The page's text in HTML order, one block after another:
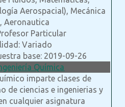
Aerospacial), Mecánica
Aeronautica
Particular
Variado
base: 2019-09-26
Química
imparte clases de
de ciencias e ingenierias y
cualquier asignatura